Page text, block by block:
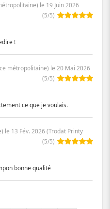
le 19 Juin 2026
(5/5)
!
métropolitaine) le 20 Mai 2026
(5/5)
ce que je voulais.
le 13 Fév. 2026(Trodat Printy
(5/5)
bonne qualité